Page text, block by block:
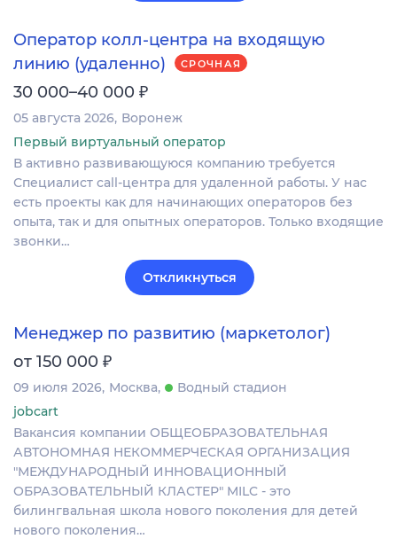
Оператор колл-центра на входящую
линию (удаленно)
СРОЧНАЯ
30 000–40 000 ₽
05 августа 2026 Воронеж
Первый виртуальный оператор
В активно развивающуюся компанию требуется
Специалист call-центра для удаленной работы. У нас
есть проекты как для начинающих операторов без
опыта, так и для опытных операторов. Только входящие
звонки…
Откликнуться
Менеджер по развитию (маркетолог)
от 150 000 ₽
09 июля 2026 Москва
Водный стадион
jobcart
Вакансия компании ОБЩЕОБРАЗОВАТЕЛЬНАЯ
АВТОНОМНАЯ НЕКОММЕРЧЕСКАЯ ОРГАНИЗАЦИЯ
"МЕЖДУНАРОДНЫЙ ИННОВАЦИОННЫЙ
ОБРАЗОВАТЕЛЬНЫЙ КЛАСТЕР" MILC - это
билингвальная школа нового поколения для детей
нового поколения…